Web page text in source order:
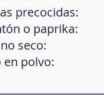
precocidas:
o paprika:
seco:
en polvo: